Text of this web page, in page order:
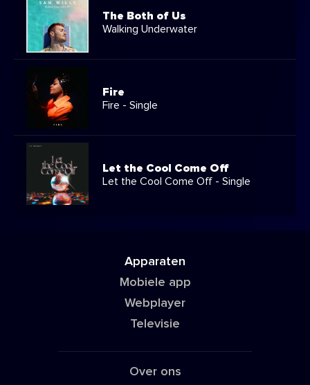
The Both of Us
Walking Underwater
Fire
Fire - Single
Let the Cool Come Off
Let the Cool Come Off - Single
Apparaten
Mobiele app
Webplayer
Televisie
Over ons